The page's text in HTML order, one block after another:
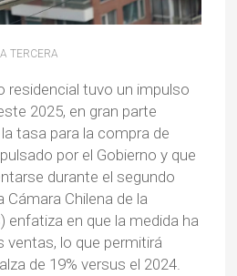
TERCERA
residencial tuvo un impulso
2025, en gran parte
tasa para la compra de
por el Gobierno y que
durante el segundo
Chilena de la
enfatiza en que la medida ha
ventas, lo que permitirá
de 19% versus el 2024.